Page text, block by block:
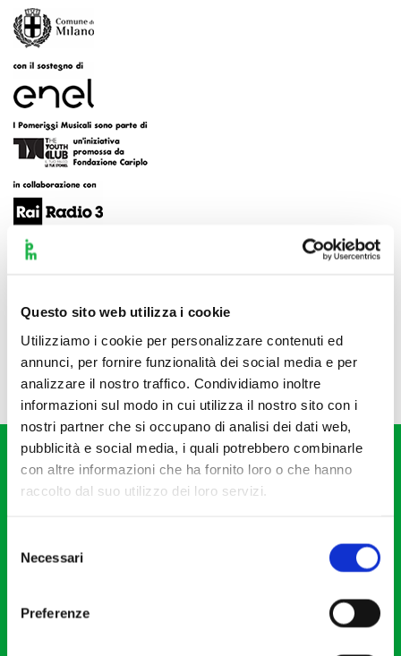
Questo sito web utilizza i cookie
Utilizziamo i cookie per personalizzare contenuti ed
annunci, per fornire funzionalità dei social media e per
analizzare il nostro traffico. Condividiamo inoltre
informazioni sul modo in cui utilizza il nostro sito con i
nostri partner che si occupano di analisi dei dati web,
pubblicità e social media, i quali potrebbero combinarle
con altre informazioni che ha fornito loro o che hanno
raccolto dal suo utilizzo dei loro servizi.
delNecessari
Preferenze
Fondazione I Pomeriggi Musicali
Partita Iva 04410060158